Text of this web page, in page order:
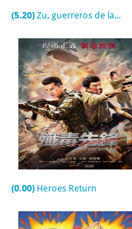
(5.20) Zu, guerreros de la montaña mágica
(0.00) Heroes Return